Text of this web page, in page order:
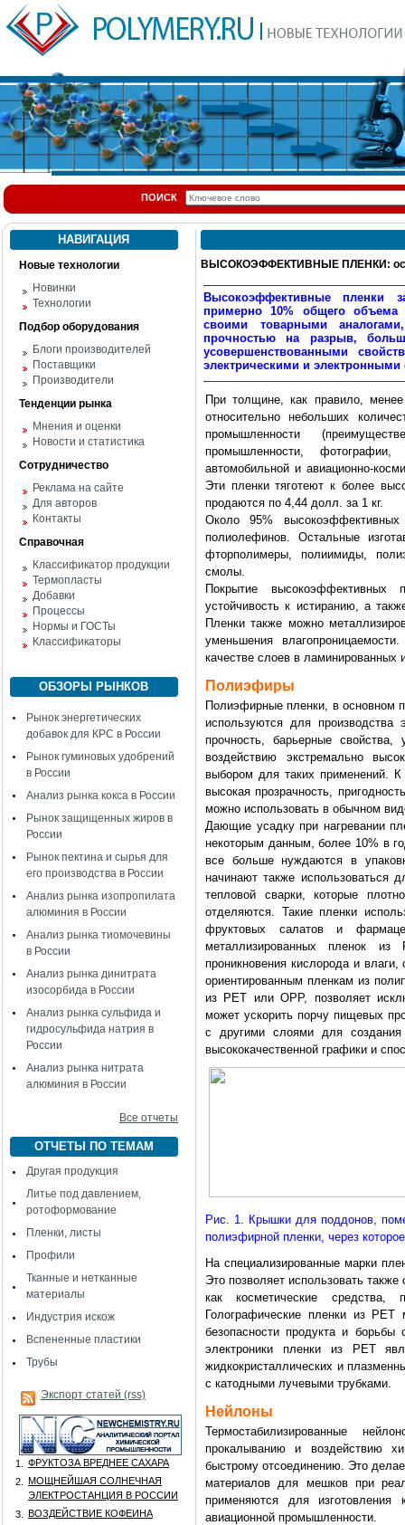
ПОИСК
НАВИГАЦИЯ
Новые технологии
Новинки
Технологии
Подбор оборудования
Блоги производителей
Поставщики
Производители
Тенденции рынка
Мнения и оценки
Новости и статистика
Сотрудничество
Реклама на сайте
Для авторов
Контакты
Справочная
Классификатор продукции
Термопласты
Добавки
Процессы
Нормы и ГОСТы
Классификаторы
ОБЗОРЫ РЫНКОВ
Рынок энергетических
добавок для КРС в России
Рынок гуминовых удобрений
в России
Анализ рынка кокса в России
Рынок защищенных жиров в
России
Рынок пектина и сырья для
его производства в России
Анализ рынка изопропилата
алюминия в России
Анализ рынка тиомочевины
в России
Анализ рынка динитрата
изосорбида в России
Анализ рынка сульфида и
гидросульфида натрия в
России
Анализ рынка нитрата
алюминия в России
Все отчеты
ОТЧЕТЫ ПО ТЕМАМ
Другая продукция
Литье под давлением,
ротоформование
Пленки, листы
Профили
Тканные и нетканные
материалы
Индустрия искож
Вспененные пластики
Трубы
Экспорт статей (rss)
1.
ФРУКТОЗА ВРЕДНЕЕ САХАРА
2.
МОЩНЕЙШАЯ СОЛНЕЧНАЯ
ЭЛЕКТРОСТАНЦИЯ В РОССИИ
3.
ВОЗДЕЙСТВИЕ КОФЕИНА
ВЫСОКОЭФФЕКТИВНЫЕ ПЛЕНКИ:
Высокоэффективные пленки
примерно 10% общего
своими товарными
прочностью на разрыв,
усовершенствованными
электрическими и электронными
При толщине, как правило,
относительно небольших
промышленности
промышленности,
автомобильной и авиационно-
Эти пленки тяготеют к более
продаются по 4,44 долл. за 1 кг.
Около 95%
полиолефинов. Остальные
фторполимеры, полиимиды,
смолы.
Покрытие
устойчивость к истиранию, а
Пленки также можно
уменьшения
качестве слоев в ламинированных
Полиэфиры
Полиэфирные пленки, в основном
используются для
прочность, барьерные
воздействию экстремально
выбором для таких применений. К
высокая прозрачность,
можно использовать в обычном
Дающие усадку при нагревании
некоторым данным, более 10% в
все больше нуждаются в
начинают также использоваться
тепловой сварки, которые
отделяются. Такие пленки
фруктовых салатов и
металлизированных пленок
проникновения кислорода и
ориентированным пленкам из
из PET или OPP, позволяет
может ускорить порчу пищевых
с другими слоями для создания
высококачественной графики и
Рис. 1. Крышки для поддонов,
полиэфирной пленки, через
На специализированные марки
Это позволяет использовать
как косметические
Голографические пленки из PET
безопасности продукта и борьбы
электроники пленки из PET
жидкокристаллических и
с катодными лучевыми трубками.
Нейлоны
Термостабилизированные
прокалыванию и воздействию
быстрому отсоединению. Это
материалов для мешков при
применяются для изготовления
авиационной промышленности.